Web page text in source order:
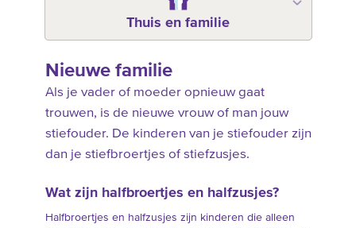
Thuis en familie
Nieuwe familie
Als je vader of moeder opnieuw gaat
trouwen, is de nieuwe vrouw of man jouw
stiefouder. De kinderen van je stiefouder zijn
dan je stiefbroertjes of stiefzusjes.
Wat zijn halfbroertjes en halfzusjes?
Halfbroertjes en halfzusjes zijn kinderen die alleen